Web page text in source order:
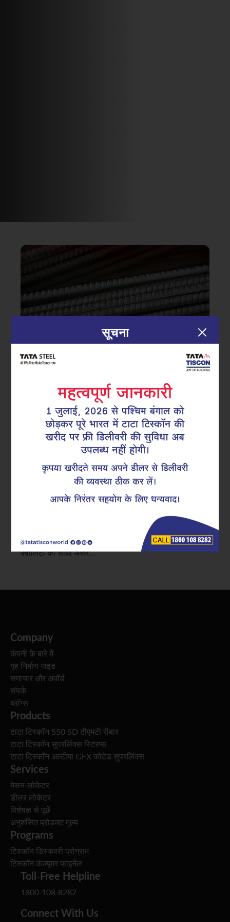
टीएमटी सरिया
क्या आप टीएमटी रीबार खरीद रहे हैं? यह 7
खतरनाक गलतियां कभी न करें
रीइंफोर्समेंट स्टील हर निर्माण प्रोजेक्ट का मुख्य आधार होता है।
आपके द्वारा किया जाने वाला कोई भी काम जैसे कि रेसिडेंशियल
हाई-राइज़ की आकृति बनाना, कमर्शियल कॉम्प्लेक्स के लिए
सामग्रियों का संग्रह करना, या कोई विशाल संरचना के निर्माण का
कार्य करना। इन कार्यों में इस्तेमाल किए गए टीएमटी रीबार की
क्वालिटी का सीधा असर…
Company
कंपनी के बारे में
गृह निर्माण गाइड
समाचार और अवॉर्ड
संपर्क
ब्लॉग्स
Products
टाटा टिस्कॉन 550 SD टीएमटी रीबार
टाटा टिस्कॉन सुपरलिंक्स स्टिरप्स
टाटा टिस्कॉन अल्टीमा GFX कोटेड सुपरलिंक्स
Services
मेसन-लोकेटर
डीलर लोकेटर
विशेषज्ञ से पूछें
अनुशंसित प्रोडक्ट मूल्य
Programs
टिस्कॉन डिस्कवरी प्रोग्राम
टिस्कॉन कंज़्यूमर फाइनेंल
Toll-Free Helpline
1800-108-8282
Connect With Us
सूचना